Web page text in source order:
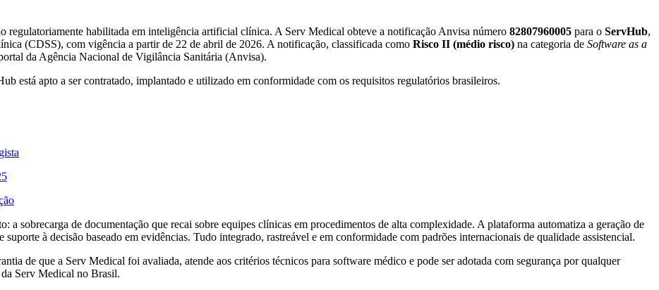
regulatoriamente habilitada em inteligência artificial clínica. A Serv Medical obteve a notificação Anvisa número 82807960005 para o ServHub,
(CDSS), com vigência a partir de 22 de abril de 2026. A notificação, classificada como Risco II (médio risco) na categoria de Software as a
da Agência Nacional de Vigilância Sanitária (Anvisa).
está apto a ser contratado, implantado e utilizado em conformidade com os requisitos regulatórios brasileiros.
sobrecarga de documentação que recai sobre equipes clínicas em procedimentos de alta complexidade. A plataforma automatiza a geração de
à decisão baseado em evidências. Tudo integrado, rastreável e em conformidade com padrões internacionais de qualidade assistencial.
de que a Serv Medical foi avaliada, atende aos critérios técnicos para software médico e pode ser adotada com segurança por qualquer
Serv Medical no Brasil.